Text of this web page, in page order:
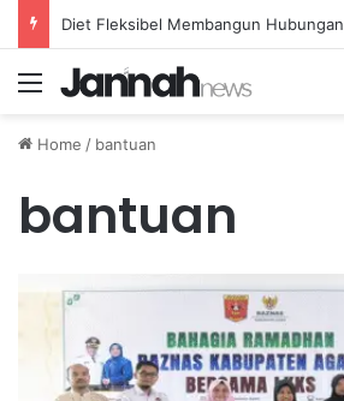
Menu
Home / bantuan
bantuan